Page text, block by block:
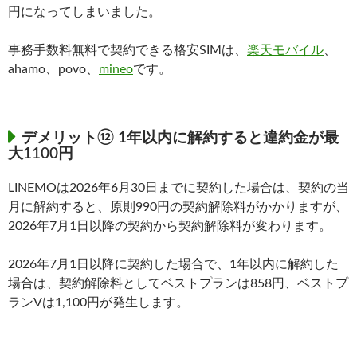
円になってしまいました。
事務手数料無料で契約できる格安SIMは、 楽天モバイル
ahamo、povo、 mineoです。
デメリット⑫ 1年以内に解約すると違約金が最
大1100円
LINEMOは2026年6月30日までに契約した場合は、契約の当
月に解約すると、原則990円の契約解除料がかかりますが、
2026年7月1日以降の契約から契約解除料が変わります。
2026年7月1日以降に契約した場合で、1年以内に解約した
場合は、契約解除料としてベストプランは858円、ベストプ
ランVは1,100円が発生します。